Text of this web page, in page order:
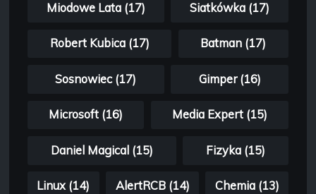
Miodowe Lata (17) Siatkówka (17)
Robert Kubica (17) Batman (17)
Sosnowiec (17) Gimper (16)
Microsoft (16) Media Expert (15)
Daniel Magical (15) Fizyka (15)
Linux (14) AlertRCB (14) Chemia (13)